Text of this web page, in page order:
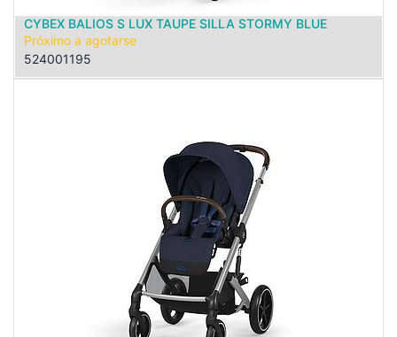
CYBEX BALIOS S LUX TAUPE SILLA STORMY BLUE
Próximo a agotarse
524001195